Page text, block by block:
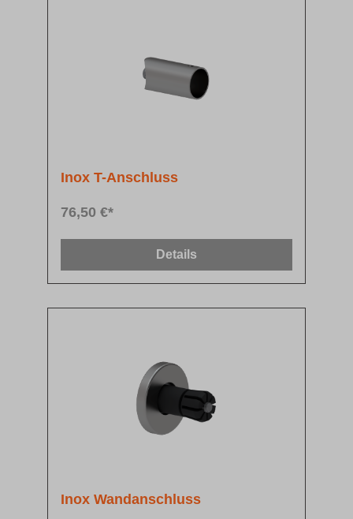
Inox T-Anschluss
76,50 €*
Details
Inox Wandanschluss